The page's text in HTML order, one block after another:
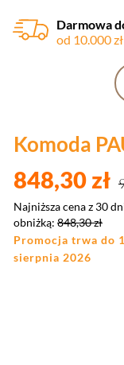
Darmowa
od 10.000 zł
Komoda
848,30 zł
Najniższa cena z 30
obniżką: 848,30 zł
Promocja trwa do
sierpnia 2026